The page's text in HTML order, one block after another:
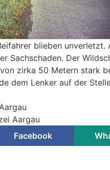
blieben unverletzt.
Sachschaden. Der
zirka 50 Metern stark
dem Lenker auf der
Aargau
Facebook